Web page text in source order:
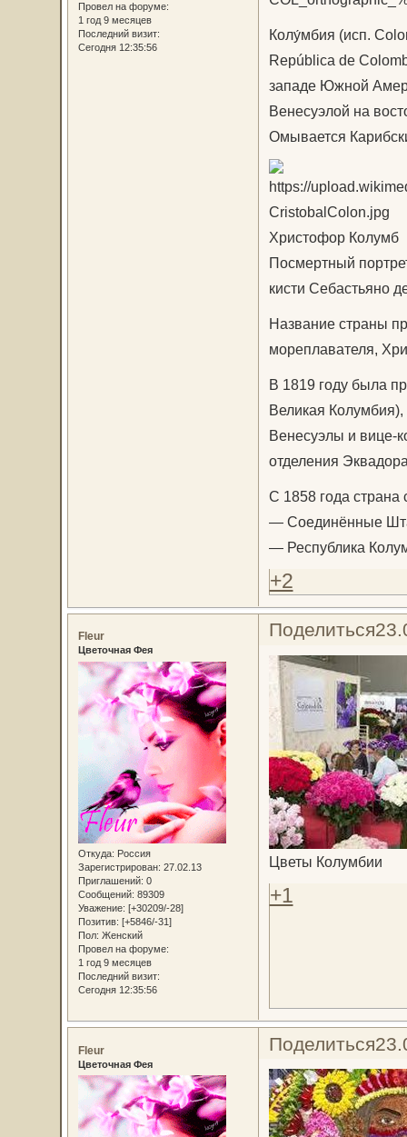
Провел на форуме:
1 год 9 месяцев
Последний визит:
Сегодня 12:35:56
Колу́мбия (исп.
República de
западе Южной
Венесуэлой на
Омывается
Христофор Колумб
Посмертный
кисти Себастьяно
Название страны
мореплавателя,
В 1819 году была
Великая
Венесуэлы и вице-
отделения
С 1858 года страна
— Соединённые
— Республика
+2
Поделиться
Fleur
Цветочная Фея
Откуда: Россия
Зарегистрирован: 27.02.13
Приглашений: 0
Сообщений: 89309
Уважение: [+30209/-28]
Позитив: [+5846/-31]
Пол: Женский
Провел на форуме:
1 год 9 месяцев
Последний визит:
Сегодня 12:35:56
Цветы Колумбии
+1
Поделиться
Fleur
Цветочная Фея